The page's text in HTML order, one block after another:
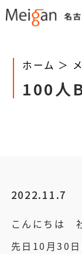
ホーム ＞
100人
2022.11.7
こんにちは
先日10月30日